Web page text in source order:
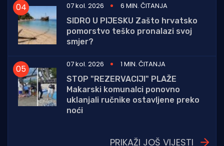
07 kol. 2026
6 MIN. ČITANJA
SIDRO U PIJESKU Zašto hrvatsko
pomorstvo teško pronalazi svoj
smjer?
07 kol. 2026
1 MIN. ČITANJA
STOP "REZERVACIJI" PLAŽE
Makarski komunalci ponovno
uklanjali ručnike ostavljene preko
noći
PRIKAŽI JOŠ VIJESTI